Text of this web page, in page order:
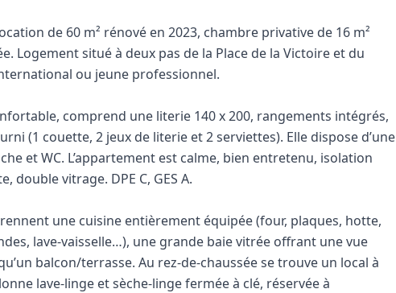
de 60 m² rénové en 2023, chambre privative de 16 m²
Logement situé à deux pas de la Place de la Victoire et du
ou jeune professionnel.
comprend une literie 140 x 200, rangements intégrés,
(1 couette, 2 jeux de literie et 2 serviettes). Elle dispose d’une
et WC. L’appartement est calme, bien entretenu, isolation
vitrage. DPE C, GES A.
une cuisine entièrement équipée (four, plaques, hotte,
lave-vaisselle…), une grande baie vitrée offrant une vue
balcon/terrasse. Au rez-de-chaussée se trouve un local à
lave-linge et sèche-linge fermée à clé, réservée à